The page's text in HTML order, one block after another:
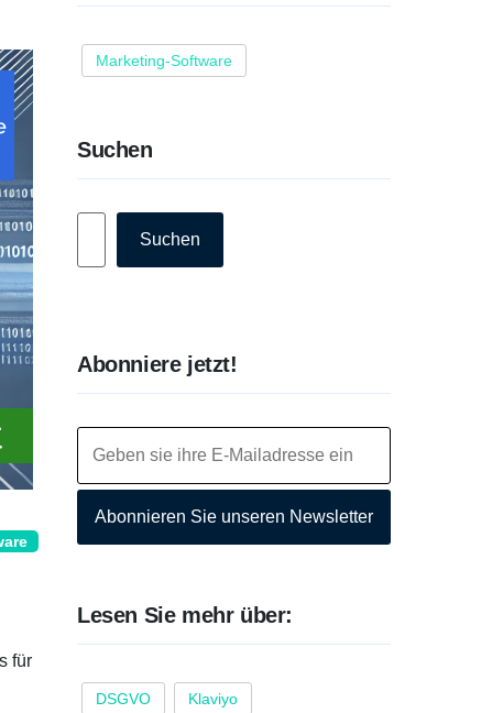
für
Marketing-Software
Suchen
Suchen
Abonniere jetzt!
Abonnieren Sie unseren Newsletter
Lesen Sie mehr über:
DSGVO Klaviyo